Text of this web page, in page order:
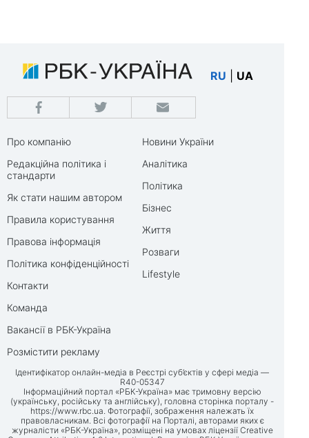
RU UA
Про компанію
Редакційна політика і
стандарти
Як стати нашим автором
Правила користування
Правова інформація
Політика конфіденційності
Контакти
Команда
Вакансії в РБК-Україна
Розмістити рекламу
Новини України
Аналітика
Політика
Бізнес
Життя
Розваги
Lifestyle
Ідентифікатор онлайн-медіа в Реєстрі суб’єктів у сфері медіа —
R40-05347
Інформаційний портал «РБК-Україна» має тримовну версію
(українську, російську та англійську), головна сторінка порталу -
https://www.rbc.ua. Фотографії, зображення належать їх
правовласникам. Всі фотографії на Порталі, авторами яких є
журналісти «РБК-Україна», розміщені на умовах ліцензії Creative